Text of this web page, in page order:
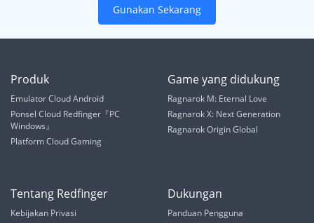
Gunakan Sekarang
Produk
Emulator Cloud Android
Ponsel Cloud Redfinger『PC
Windows』
Platform Cloud Gaming
Game yang didukung
Ragnarok M: Eternal Love
Ragnarok X: Next Generation
Ragnarok Origin Global
Tentang Redfinger
Kebijakan Privasi
Dukungan
Panduan Pengguna